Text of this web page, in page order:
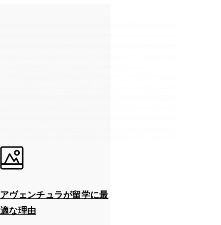
アヴェンチュラが留学に最
適な理由